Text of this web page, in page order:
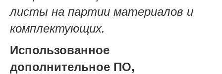
листы на партии материалов и
комплектующих.
Использованное
дополнительное ПО,